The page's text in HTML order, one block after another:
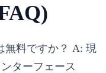
無料ですか？ A: 現
ターフェース